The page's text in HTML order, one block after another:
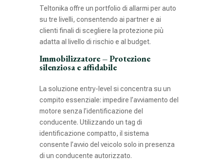
Teltonika offre un portfolio di allarmi per auto
su tre livelli, consentendo ai partner e ai
clienti finali di scegliere la protezione più
adatta al livello di rischio e al budget.
Immobilizzatore – Protezione
silenziosa e affidabile
La soluzione entry-level si concentra su un
compito essenziale: impedire l’avviamento del
motore senza l’identificazione del
conducente. Utilizzando un tag di
identificazione compatto, il sistema
consente l’avvio del veicolo solo in presenza
di un conducente autorizzato.